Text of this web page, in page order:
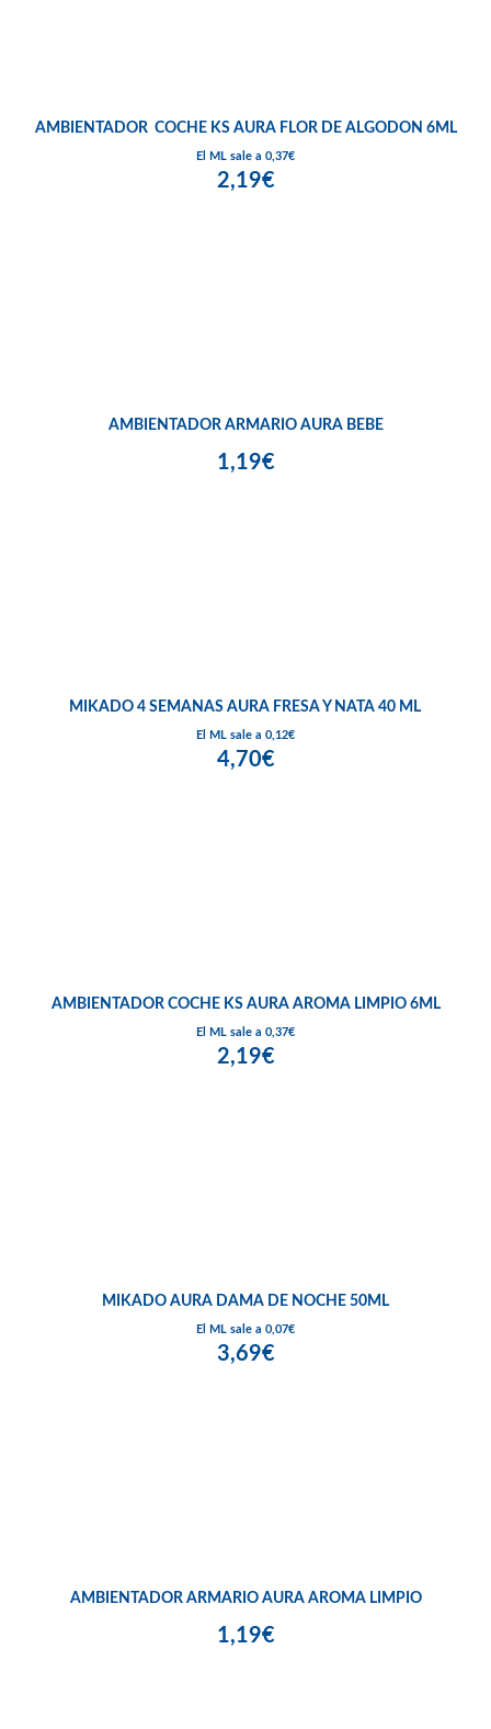
AMBIENTADOR COCHE KS AURA FLOR DE ALGODON 6ML
El ML sale a 0,37€
2,19€
AMBIENTADOR ARMARIO AURA BEBE
1,19€
MIKADO 4 SEMANAS AURA FRESA Y NATA 40 ML
El ML sale a 0,12€
4,70€
AMBIENTADOR COCHE KS AURA AROMA LIMPIO 6ML
El ML sale a 0,37€
2,19€
MIKADO AURA DAMA DE NOCHE 50ML
El ML sale a 0,07€
3,69€
AMBIENTADOR ARMARIO AURA AROMA LIMPIO
1,19€